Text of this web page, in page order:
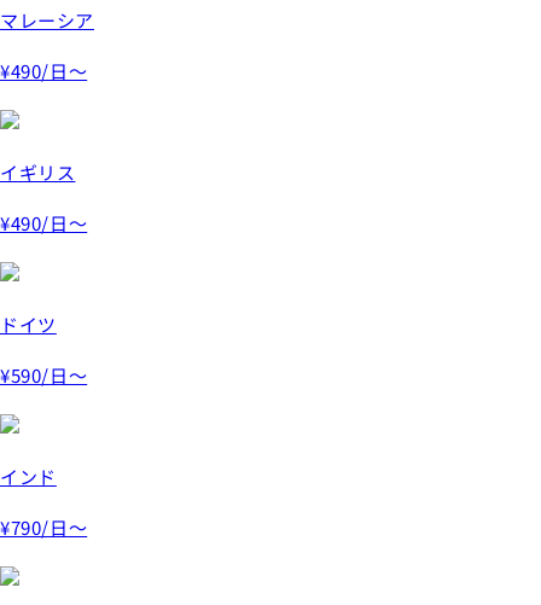
マレーシア
¥490/日～
イギリス
¥490/日～
ドイツ
¥590/日～
インド
¥790/日～